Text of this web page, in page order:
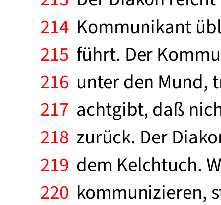
214 Kommunikant
215 führt. Der
216 unter den Mund,
217 achtgibt, daß
218 zurück. Der
219 dem Kelchtuch.
220 kommunizieren,